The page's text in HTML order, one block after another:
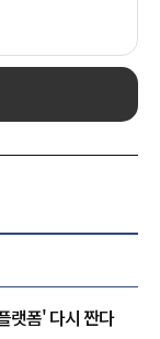
랫폼' 다시 짠다